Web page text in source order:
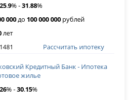
25.9% -31.88%
000до 100 000 000 рублей
лет
Рассчитать ипотеку
Кредитный Банк - Ипотека
жилье
26% -30.15%